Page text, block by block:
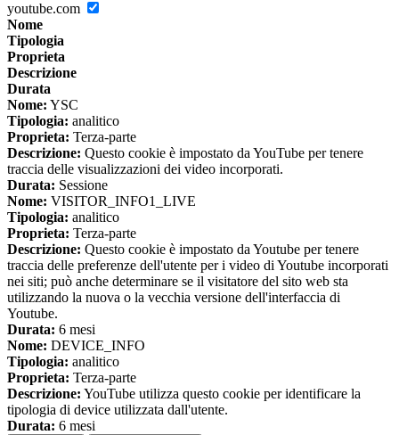
youtube.com
Nome
Tipologia
Proprieta
Descrizione
Durata
Nome: YSC
Tipologia: analitico
Proprieta: Terza-parte
Descrizione: Questo cookie è impostato da YouTube per tenere
traccia delle visualizzazioni dei video incorporati.
Durata: Sessione
Nome: VISITOR_INFO1_LIVE
Tipologia: analitico
Proprieta: Terza-parte
Descrizione: Questo cookie è impostato da Youtube per tenere
traccia delle preferenze dell'utente per i video di Youtube incorporati
nei siti; può anche determinare se il visitatore del sito web sta
utilizzando la nuova o la vecchia versione dell'interfaccia di
Youtube.
Durata: 6 mesi
Nome: DEVICE_INFO
Tipologia: analitico
Proprieta: Terza-parte
Descrizione: YouTube utilizza questo cookie per identificare la
tipologia di device utilizzata dall'utente.
Durata: 6 mesi